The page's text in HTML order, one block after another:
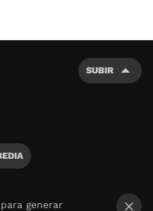
SUBIR
generar